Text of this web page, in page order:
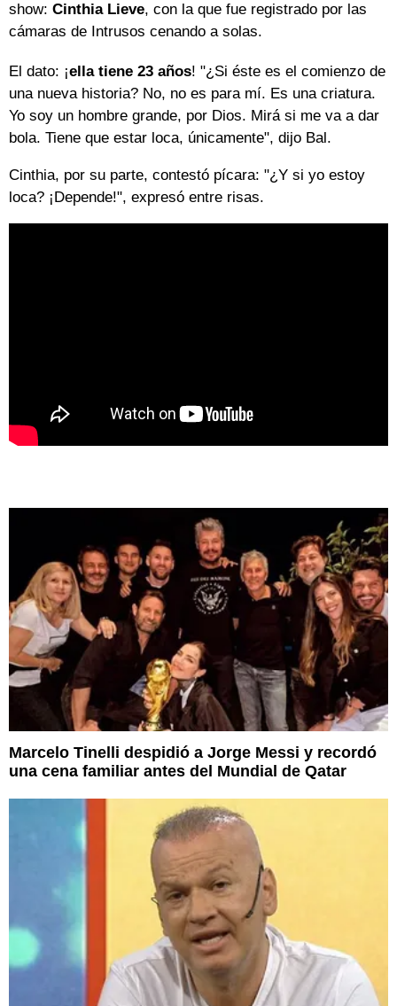
show: Cinthia Lieve, con la que fue registrado por las
cámaras de Intrusos cenando a solas.
El dato: ¡ella tiene 23 años! "¿Si éste es el comienzo de
una nueva historia? No, no es para mí. Es una criatura.
Yo soy un hombre grande, por Dios. Mirá si me va a dar
bola. Tiene que estar loca, únicamente", dijo Bal.
Cinthia, por su parte, contestó pícara: "¿Y si yo estoy
loca? ¡Depende!", expresó entre risas.
Marcelo Tinelli despidió a Jorge Messi y recordó
una cena familiar antes del Mundial de Qatar